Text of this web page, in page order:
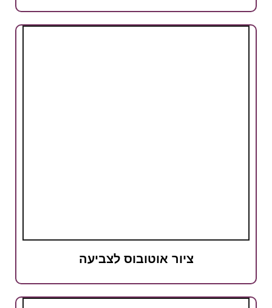
ציור אוטובוס לצביעה